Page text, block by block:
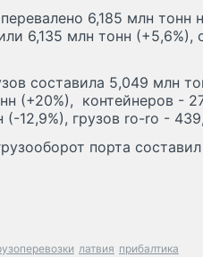
6,185 млн тонн
6,135 млн тонн
составила 5,049 млн
(+20%), контейнеров -
12,9%), грузов ro-ro -
порта
латвия прибалтика